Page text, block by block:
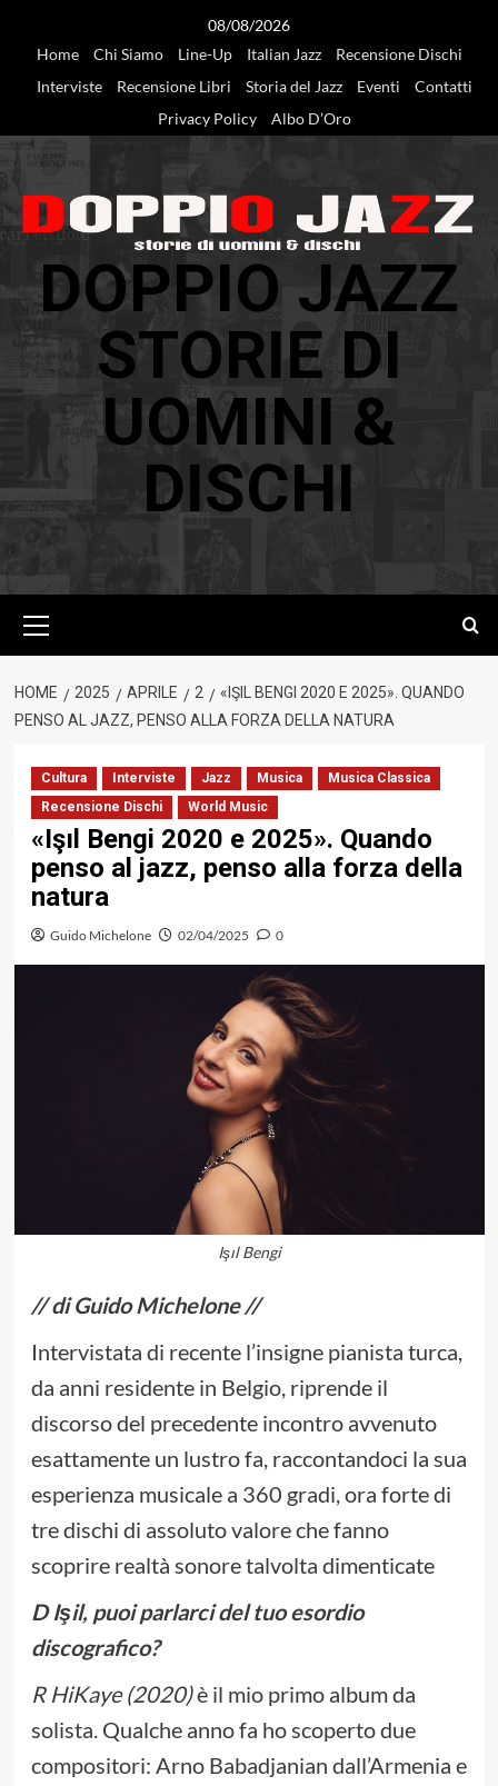
08/08/2026
Home
Chi Siamo Line-Up Italian Jazz
Recensione Dischi
Interviste
Recensione Libri Storia del Jazz Eventi
Contatti
Privacy Policy
Albo D’Oro
DOPPIO JAZZ
STORIE DI
UOMINI &
DISCHI
principale
HOME 2025 APRILE 2
«IŞIL BENGI 2020 E 2025». QUANDO
PENSO AL JAZZ, PENSO ALLA FORZA DELLA NATURA
Cultura Interviste Jazz Musica
Musica Classica
Recensione Dischi
World Music
«Işıl Bengi 2020 e 2025». Quando
penso al jazz, penso alla forza della
natura
Guido Michelone 02/04/2025 0
Işıl Bengi
// di Guido Michelone //
Intervistata di recente l’insigne pianista turca,
da anni residente in Belgio, riprende il
discorso del precedente incontro avvenuto
esattamente un lustro fa, raccontandoci la sua
esperienza musicale a 360 gradi, ora forte di
tre dischi di assoluto valore che fanno
scoprire realtà sonore talvolta dimenticate
D Işil, puoi parlarci del tuo esordio
discografico?
R HiKaye (2020)è il mio primo album da
solista. Qualche anno fa ho scoperto due
compositori: Arno Babadjanian dall’Armenia e